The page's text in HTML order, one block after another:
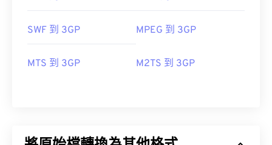
SWF 到 3GP MPEG 到 3GP
MTS 到 3GP M2TS 到 3GP